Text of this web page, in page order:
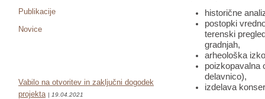
Publikacije
Novice
Vabilo na otvoritev in zaključni dogodek
projekta | 19.04.2021
historične
postopki
terenski
gradnjah,
arheološka
poizkopavalna
delavnico),
izdelava